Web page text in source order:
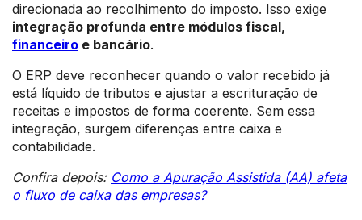
direcionada ao recolhimento do imposto. Isso exige
integração profunda entre módulos fiscal,
financeiro e bancário.
O ERP deve reconhecer quando o valor recebido já
está líquido de tributos e ajustar a escrituração de
receitas e impostos de forma coerente. Sem essa
integração, surgem diferenças entre caixa e
contabilidade.
Confira depois: Como a Apuração Assistida (AA) afeta
o fluxo de caixa das empresas?